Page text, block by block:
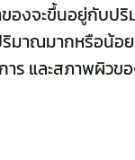
ของจะขึ้นอยู่กับปริ
มาณมากหรือน้อ
าร และสภาพผิวข